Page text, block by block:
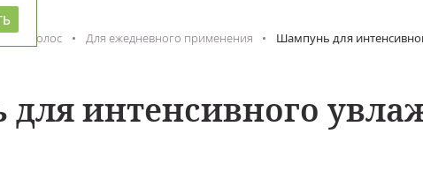
для волос Для ежедневного применения Шампунь для
интенсивного